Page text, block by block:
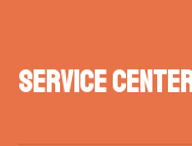
Service